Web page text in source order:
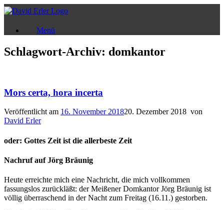
Zum
Inhalt
Menü
Schlagwort-Archiv: domkantor
Mors certa, hora incerta
Veröffentlicht am 16. November 201820. Dezember 2018 von
David Erler
oder: Gottes Zeit ist die allerbeste Zeit
Nachruf auf Jörg Bräunig
Heute erreichte mich eine Nachricht, die mich vollkommen
fassungslos zurückläßt: der Meißener Domkantor Jörg Bräunig ist
völlig überraschend in der Nacht zum Freitag (16.11.) gestorben.